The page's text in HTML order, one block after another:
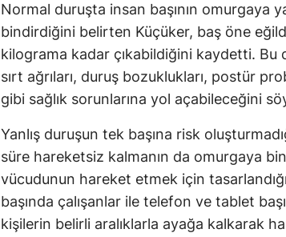
Normal duruşta insan başının omurgaya
bindirdiğini belirten Küçüker, baş öne
kilograma kadar çıkabildiğini kaydetti. Bu
sırt ağrıları, duruş bozuklukları, postür
gibi sağlık sorunlarına yol açabileceğini
Yanlış duruşun tek başına risk
süre hareketsiz kalmanın da omurgaya
vücudunun hareket etmek için
başında çalışanlar ile telefon ve tablet
kişilerin belirli aralıklarla ayağa kalkarak